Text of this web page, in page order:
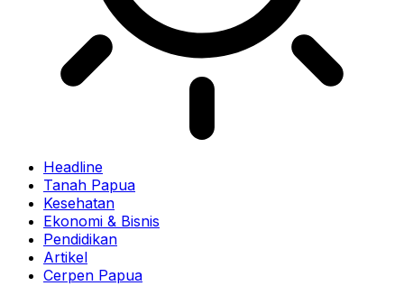
Headline
Tanah Papua
Kesehatan
Ekonomi & Bisnis
Pendidikan
Artikel
Cerpen Papua